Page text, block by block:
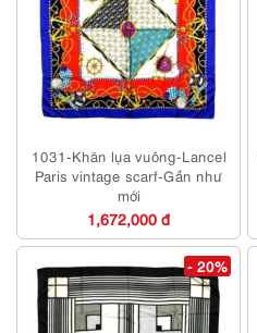
1031-Khăn lụa vuông-Lancel
Paris vintage scarf-Gần như
mới
1,672,000 đ
- 20%